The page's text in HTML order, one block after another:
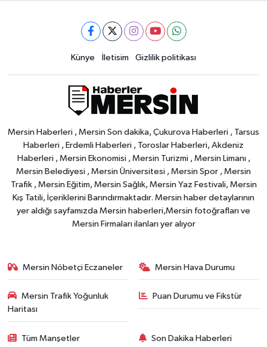
Künye İletisim Gizlilik politikası
Mersin Haberleri , Mersin Son dakika, Çukurova Haberleri , Tarsus
Haberleri , Erdemli Haberleri , Toroslar Haberleri, Akdeniz
Haberleri , Mersin Ekonomisi , Mersin Turizmi , Mersin Limanı ,
Mersin Belediyesi , Mersin Üniversitesi , Mersin Spor , Mersin
Trafik , Mersin Eğitim, Mersin Sağlık, Mersin Yaz Festivali, Mersin
Kış Tatili, İçeriklerini Barındırmaktadır. Mersin haber detaylarının
yer aldığı sayfamızda Mersin haberleri,Mersin fotoğrafları ve
Mersin Firmaları ilanları yer alıyor
Mersin Nöbetçi Eczaneler Mersin Hava Durumu
Mersin Trafik Yoğunluk
Haritası
Puan Durumu ve Fikstür
Tüm Manşetler Son Dakika Haberleri